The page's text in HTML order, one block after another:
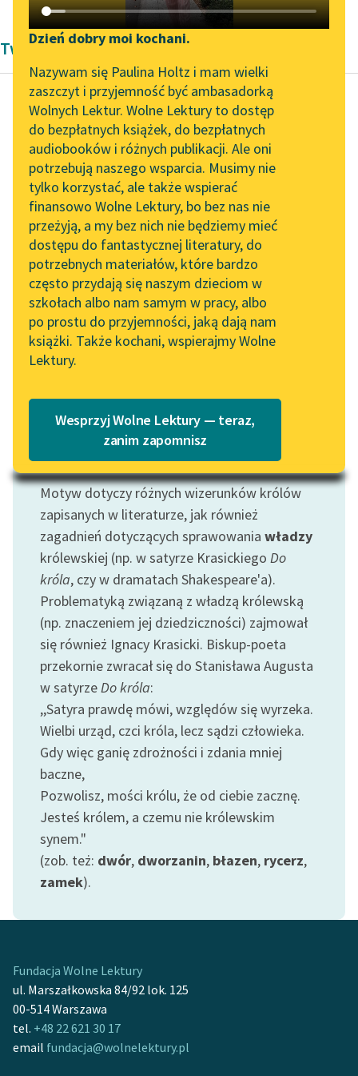
Katalog DAISY
Podkasty o książkach
Zgłoś brak utworu
Aktualności
„Prokurator Alicja Horn”
do słuchania
Byliśmy częścią AI Impact
Lab
Zapraszamy na spotkanie
online z tłumaczkami
literatury skandynawskiej
Spotkanie z Katarzyną
Tunkiel w Oslo
102. lata temu zmarł
Joseph Conrad
Lektury szkolne i klasyka
literatury do słuchania dla
uczennic i uczniów z
niepełnosprawnościami
E-kolekcja lektur
szkolnych i literatury do
słuchania dla uczennic i
uczniów z
niepełnosprawnościami
Feministyczne inspiracje.
Popularyzacja
skandynawskiej literatury
feministycznej
Ręce pełne poezji
Kolekcje edukacyjne
twórców przechodzących
do domeny publicznej,
lektur szkolnych oraz
Starego Testamentu
Odkurzamy bohaterów
Lektur
Narzędzia
Mapa Wolnych Lektur
Leśmianator
Przewodnik dla piszących i
czytających
API
OAI-PMH
Widget Wolnych Lektur
Przypisy
Katalog w formacie PDF
Kontakt
O projekcie
Zespół
Dzień dobry moi kochani.
Nazywam się Paulina Holtz i mam wielki
zaszczyt i przyjemność być ambasadorką
Wolnych Lektur. Wolne Lektury to dostęp
do bezpłatnych książek, do bezpłatnych
audiobooków i różnych publikacji. Ale oni
potrzebują naszego wsparcia. Musimy nie
tylko korzystać, ale także wspierać
finansowo Wolne Lektury, bo bez nas nie
przeżyją, a my bez nich nie będziemy mieć
dostępu do fantastycznej literatury, do
potrzebnych materiałów, które bardzo
często przydają się naszym dzieciom w
szkołach albo nam samym w pracy, albo
po prostu do przyjemności, jaką dają nam
książki. Także kochani, wspierajmy Wolne
Lektury.
Wesprzyj Wolne Lektury — teraz,
zanim zapomnisz
Twórczość Zofia Daszyńska-Golińska
Zofia Daszyńska-Golińska
Prawo wyborcze
kobiet
Przedstawicielstwo
narodu w większości
państw składa się z
dwóch izb. Izbę niższą,
czyli właściwy
parlament...
Motyw: Król
Motyw dotyczy różnych wizerunków królów
zapisanych w literaturze, jak również
zagadnień dotyczących sprawowania władzy
królewskiej (np. w satyrze Krasickiego Do
króla, czy w dramatach Shakespeare'a).
Problematyką związaną z władzą królewską
(np. znaczeniem jej dziedziczności) zajmował
się również Ignacy Krasicki. Biskup-poeta
przekornie zwracał się do Stanisława Augusta
w satyrzeDo króla:
,,Satyra prawdę mówi, względów się wyrzeka.
Wielbi urząd, czci króla, lecz sądzi człowieka.
Gdy więc ganię zdrożności i zdania mniej
baczne,
Pozwolisz, mości królu, że od ciebie zacznę.
Jesteś królem, a czemu nie królewskim
synem."
(zob. też: dwór, dworzanin, błazen, rycerz,
zamek).
Fundacja Wolne Lektury
ul. Marszałkowska 84/92 lok. 125
00-514 Warszawa
tel. +48 22 621 30 17
email fundacja@wolnelektury.pl